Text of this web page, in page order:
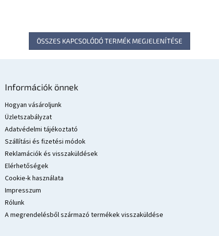
ÖSSZES KAPCSOLÓDÓ TERMÉK MEGJELENÍTÉSE
Információk önnek
Hogyan vásároljunk
Üzletszabályzat
Adatvédelmi tájékoztató
Szállítási és fizetési módok
Reklamációk és visszaküldések
Elérhetőségek
Cookie-k használata
Impresszum
Rólunk
A megrendelésből származó termékek visszaküldése